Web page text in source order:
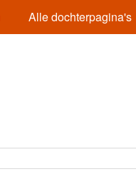
Alle dochterpagina's